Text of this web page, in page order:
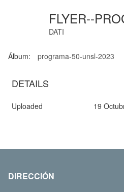
FLYER--
DATI
Álbum: programa-50-unsl-2023
DETAILS
Uploaded 19
DIRECCIÓN